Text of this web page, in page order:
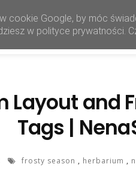
Layout and
Tags |
frosty season , herbarium ,
cookie Google, by móc
w polityce prywatności.